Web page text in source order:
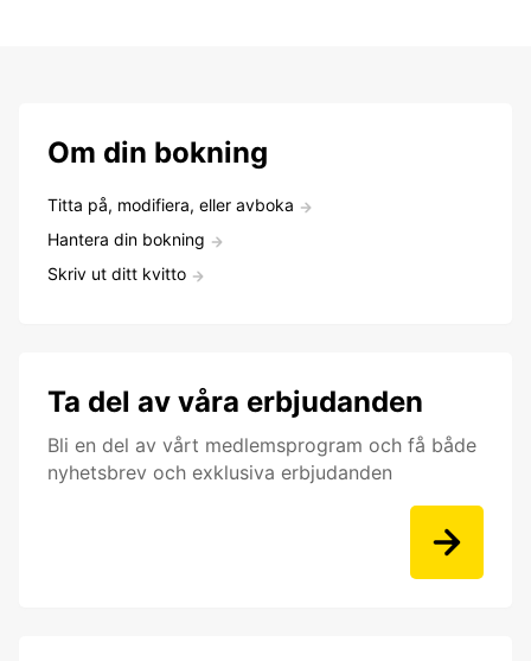
Om din bokning
Titta på, modifiera, eller avboka
Hantera din bokning
Skriv ut ditt kvitto
Ta del av våra erbjudanden
Bli en del av vårt medlemsprogram och få både
nyhetsbrev och exklusiva erbjudanden